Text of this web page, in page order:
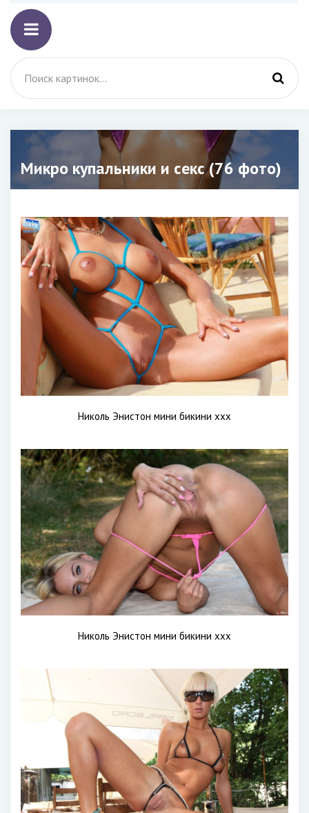
Микро купальники и секс (76 фото)
Николь Энистон мини бикини xxx
Николь Энистон мини бикини xxx